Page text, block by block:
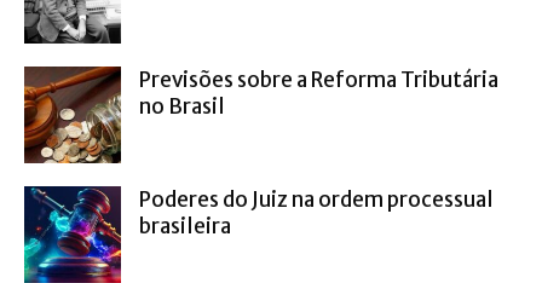
Previsões sobre a Reforma Tributária
no Brasil
Poderes do Juiz na ordem processual
brasileira